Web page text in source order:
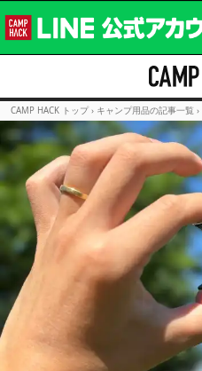
CAMP HACK トップ › キャンプ用品の記事一覧 ›